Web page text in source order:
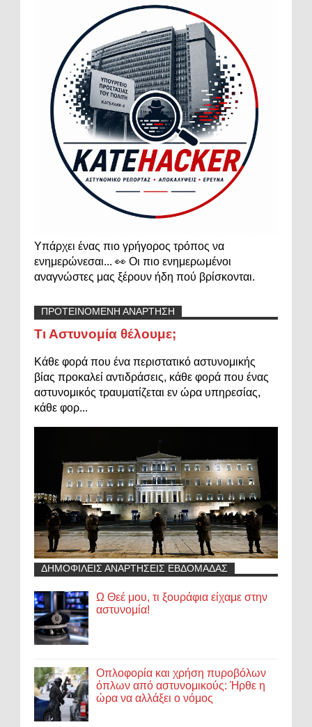
Υπάρχει ένας πιο γρήγορος τρόπος να
ενημερώνεσαι... 👀 Οι πιο ενημερωμένοι
αναγνώστες μας ξέρουν ήδη πού βρίσκονται.
ΠΡΟΤΕΙΝΟΜΕΝΗ ΑΝΑΡΤΗΣΗ
Τι Αστυνομία θέλουμε;
Κάθε φορά που ένα περιστατικό αστυνομικής
βίας προκαλεί αντιδράσεις, κάθε φορά που ένας
αστυνομικός τραυματίζεται εν ώρα υπηρεσίας,
κάθε φορ...
ΔΗΜΟΦΙΛΕΙΣ ΑΝΑΡΤΗΣΕΙΣ ΕΒΔΟΜΑΔΑΣ
Ω Θεέ μου, τι ξουράφια είχαμε στην
αστυνομία!
Οπλοφορία και χρήση πυροβόλων
όπλων από αστυνομικούς: Ήρθε η
ώρα να αλλάξει ο νόμος